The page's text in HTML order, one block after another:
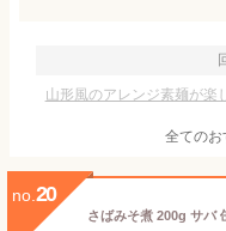
山形風のアレンジ素麺が楽
全てのお
no. 20